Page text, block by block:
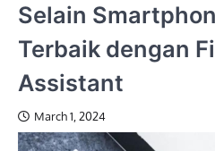
Selain
Terbaik dengan
Assistant
March 1, 2024